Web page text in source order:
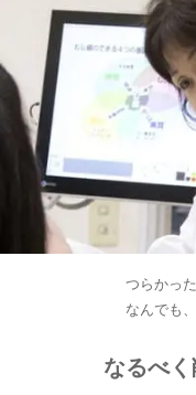
つらかっ
なんでも
なるべく